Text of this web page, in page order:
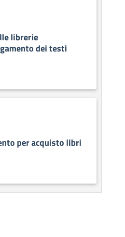
librerie
dei testi
per acquisto libri